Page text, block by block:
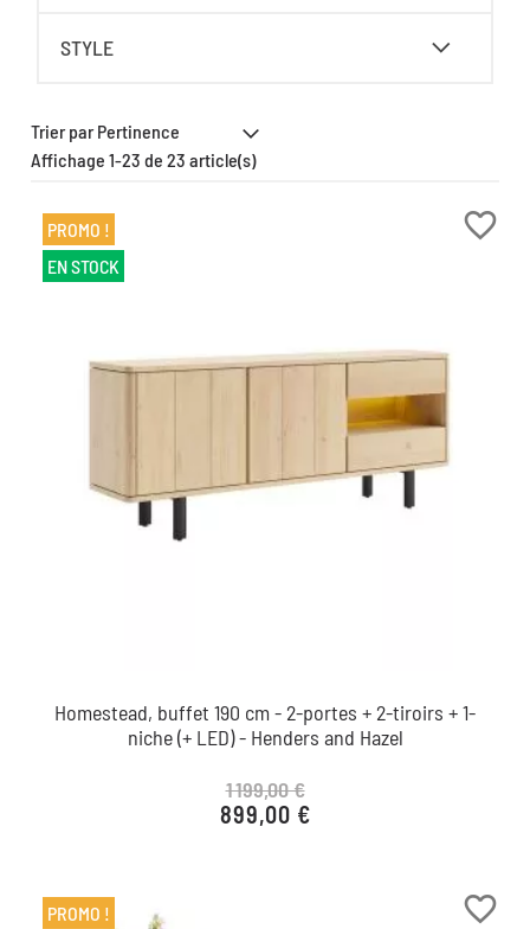
STYLE
Affichage 1-23 de 23 article(s)
favorite_border
Homestead, buffet 190 cm - 2-portes + 2-tiroirs + 1-
niche (+ LED) - Henders and Hazel
Prix de base
1 199,00 €
Prix
899,00 €
PROMO !
EN STOCK
favorite_border
PROMO !